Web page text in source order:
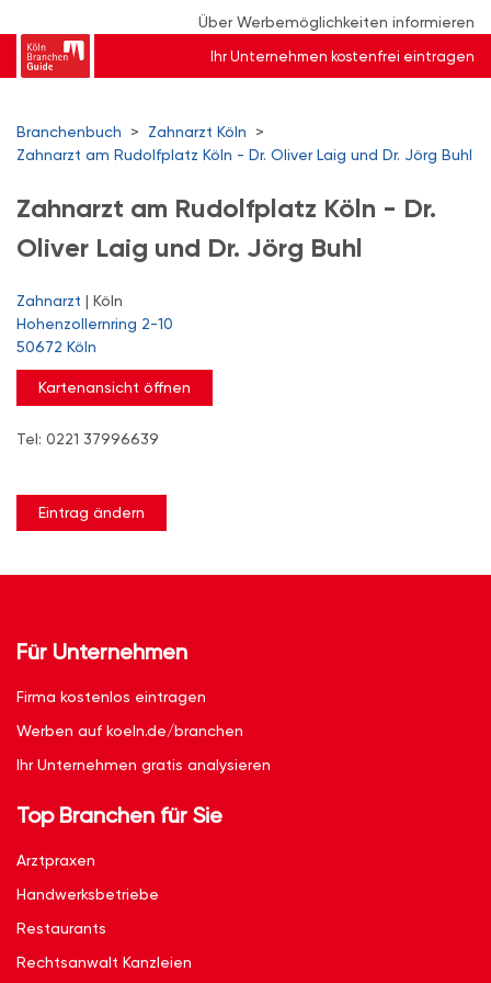
Über Werbemöglichkeiten informieren
Ihr Unternehmen kostenfrei eintragen
Branchenbuch > Zahnarzt Köln
>
Zahnarzt am Rudolfplatz Köln - Dr. Oliver Laig und Dr. Jörg Buhl
Zahnarzt am Rudolfplatz Köln - Dr.
Oliver Laig und Dr. Jörg Buhl
Zahnarzt | Köln
Hohenzollernring 2-10
50672 Köln
Kartenansicht öffnen
Tel: 0221 37996639
Eintrag ändern
Für Unternehmen
Firma kostenlos eintragen
Werben auf koeln.de/branchen
Ihr Unternehmen gratis analysieren
Top Branchen für Sie
Arztpraxen
Handwerksbetriebe
Restaurants
Rechtsanwalt Kanzleien